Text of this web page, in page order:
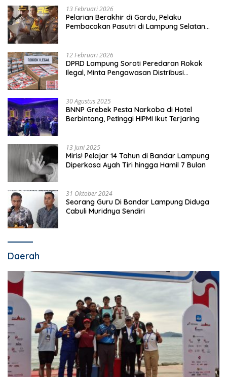
13 Februari 2026
Pelarian Berakhir di Gardu, Pelaku
Pembacokan Pasutri di Lampung Selatan
12 Februari 2026
DPRD Lampung Soroti Peredaran Rokok
Ilegal, Minta Pengawasan Distribusi
30 Agustus 2025
BNNP Grebek Pesta Narkoba di Hotel
Berbintang, Petinggi HIPMI Ikut Terjaring
13 Juni 2025
Miris! Pelajar 14 Tahun di Bandar Lampung
Diperkosa Ayah Tiri hingga Hamil 7 Bulan
31 Oktober 2024
Seorang Guru Di Bandar Lampung Diduga
Cabuli Muridnya Sendiri
Daerah